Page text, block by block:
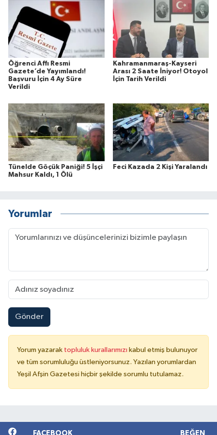
Öğrenci Affı Resmi
Gazete’de Yayımlandı!
Başvuru İçin 4 Ay Süre
Verildi
Kahramanmaraş-Kayseri
Arası 2 Saate İniyor! Otoyol
İçin Tarih Verildi
Tünelde Göçük Paniği! 5 İşçi
Mahsur Kaldı, 1 Ölü
Feci Kazada 2 Kişi Yaralandı
Yorumlar
Gönder
Yorum yazarak topluluk kurallarımızı kabul etmiş bulunuyor
ve tüm sorumluluğu üstleniyorsunuz. Yazılan yorumlardan
Yeşil Afşin Gazetesi hiçbir şekilde sorumlu tutulamaz.
FACEBOOK BEĞEN